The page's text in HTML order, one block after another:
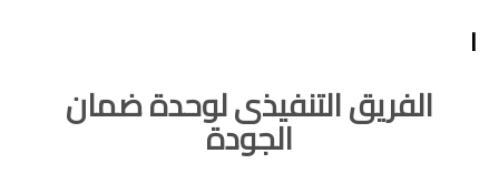
الفريق التنفيذى لوحدة ضمان
الجودة